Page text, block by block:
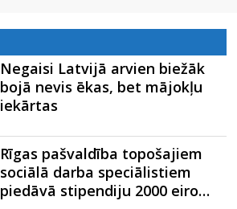
Negaisi Latvijā arvien biežāk
bojā nevis ēkas, bet mājokļu
iekārtas
Rīgas pašvaldība topošajiem
sociālā darba speciālistiem
piedāvā stipendiju 2000 eiro…